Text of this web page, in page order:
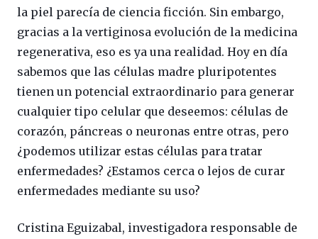
la piel parecía de ciencia ficción. Sin embargo,
gracias a la vertiginosa evolución de la medicina
regenerativa, eso es ya una realidad. Hoy en día
sabemos que las células madre pluripotentes
tienen un potencial extraordinario para generar
cualquier tipo celular que deseemos: células de
corazón, páncreas o neuronas entre otras, pero
¿podemos utilizar estas células para tratar
enfermedades? ¿Estamos cerca o lejos de curar
enfermedades mediante su uso?
Cristina Eguizabal, investigadora responsable de